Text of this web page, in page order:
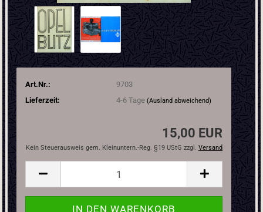
Art.Nr.:
9703
Lieferzeit:
4-6 Tage (Ausland abweichend)
15,00 EUR
Kein Steuerausweis gem. Kleinuntern.-Reg. §19 UStG zzgl. Versand